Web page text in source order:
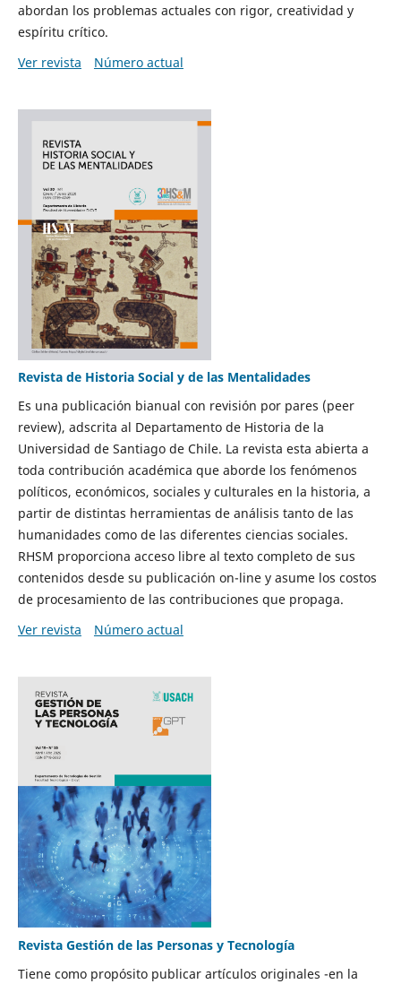
abordan los problemas actuales con rigor, creatividad y
espíritu crítico.
Ver revista
Número actual
Revista de Historia Social y de las Mentalidades
Es una publicación bianual con revisión por pares (peer
review), adscrita al Departamento de Historia de la
Universidad de Santiago de Chile. La revista esta abierta a
toda contribución académica que aborde los fenómenos
políticos, económicos, sociales y culturales en la historia, a
partir de distintas herramientas de análisis tanto de las
humanidades como de las diferentes ciencias sociales.
RHSM proporciona acceso libre al texto completo de sus
contenidos desde su publicación on-line y asume los costos
de procesamiento de las contribuciones que propaga.
Ver revista
Número actual
Revista Gestión de las Personas y Tecnología
Tiene como propósito publicar artículos originales -en la